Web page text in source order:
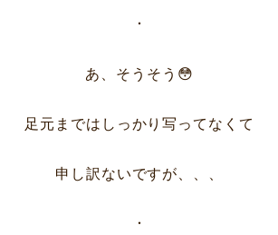
・
あ、そうそう😳
足元まではしっかり写ってなくて
申し訳ないですが、、、
・